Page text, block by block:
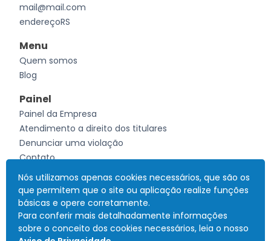
mail@mail.com
endereçoRS
Menu
Quem somos
Blog
Painel
Painel da Empresa
Atendimento a direito dos titulares
Denunciar uma violação
Contato
Desenvolvido porCurrículo Interativo
Todos os direitos reservadosCNPJ: 41.685.069/0001-83
Termos de uso Política de Privacidade
Nós utilizamos apenas cookies necessários, que são os
que permitem que o site ou aplicação realize funções
básicas e opere corretamente.
Para conferir mais detalhadamente informações
sobre o conceito dos cookies necessários, leia o nosso